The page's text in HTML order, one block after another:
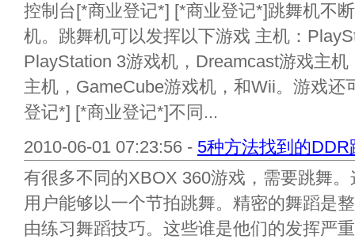
控制台[*商业登记*] [*商业登记*]跳舞机不
机。跳舞机可以发挥以下游戏 主机：
PlayStation 3游戏机，Dreamcast游戏主
主机，GameCube游戏机，和Wii。游戏
登记*] [*商业登记*]不同...
2010-06-01 07:23:56 - 5种方法找到的
有很多不同的XBOX 360游戏，需要跳舞
用户能够以一个节拍跳舞。精密的舞蹈是
由练习舞蹈技巧。这些谁是他们的发挥严